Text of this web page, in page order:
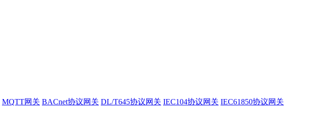
MQTT网关 BACnet协议网关 DL/T645协议网关 IEC104协议网关 IEC61850协议网关